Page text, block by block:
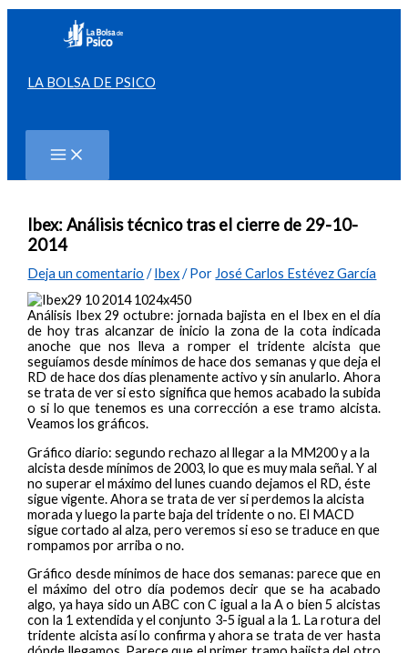
contenido
LA BOLSA DE PSICO
Ibex: Análisis técnico tras el cierre de 29-10-
2014
Deja un comentario /Ibex/ Por José Carlos Estévez García
Análisis Ibex 29 octubre: jornada bajista en el Ibex en el día
de hoy tras alcanzar de inicio la zona de la cota indicada
anoche que nos lleva a romper el tridente alcista que
seguíamos desde mínimos de hace dos semanas y que deja el
RD de hace dos días plenamente activo y sin anularlo. Ahora
se trata de ver si esto significa que hemos acabado la subida
o si lo que tenemos es una corrección a ese tramo alcista.
Veamos los gráficos.
Gráfico diario: segundo rechazo al llegar a la MM200 y a la
alcista desde mínimos de 2003, lo que es muy mala señal. Y al
no superar el máximo del lunes cuando dejamos el RD, éste
sigue vigente. Ahora se trata de ver si perdemos la alcista
morada y luego la parte baja del tridente o no. El MACD
sigue cortado al alza, pero veremos si eso se traduce en que
rompamos por arriba o no.
Gráfico desde mínimos de hace dos semanas: parece que en
el máximo del otro día podemos decir que se ha acabado
algo, ya haya sido un ABC con C igual a la A o bien 5 alcistas
con la 1 extendida y el conjunto 3-5 igual a la 1. La rotura del
tridente alcista así lo confirma y ahora se trata de ver hasta